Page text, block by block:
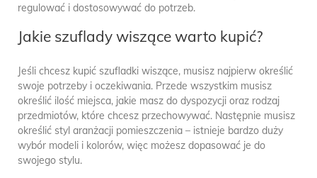
regulować i dostosowywać do potrzeb.
Jakie szuflady wiszące warto kupić?
Jeśli chcesz kupić szufladki wiszące, musisz najpierw określić
swoje potrzeby i oczekiwania. Przede wszystkim musisz
określić ilość miejsca, jakie masz do dyspozycji oraz rodzaj
przedmiotów, które chcesz przechowywać. Następnie musisz
określić styl aranżacji pomieszczenia – istnieje bardzo duży
wybór modeli i kolorów, więc możesz dopasować je do
swojego stylu.